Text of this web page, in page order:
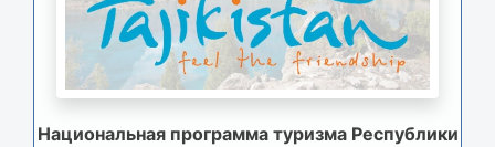
Национальная программа туризма Республики